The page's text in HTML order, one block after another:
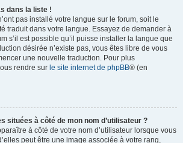
dans la liste !
pas installé votre langue sur le forum, soit le
traduit dans votre langue. Essayez de demander à
s’il est possible qu’il puisse installer la langue que
désirée n’existe pas, vous êtes libre de vous
une nouvelle traduction. Pour plus
rendre sur le site internet de phpBB® (en
situées à côté de mon nom d’utilisateur ?
à côté de votre nom d’utilisateur lorsque vous
peut être une image associée à votre rang,